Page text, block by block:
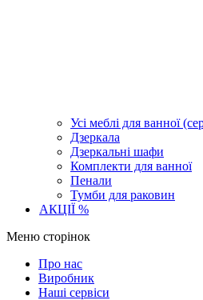
Усі меблі для ванної
Дзеркала
Дзеркальні шафи
Комплекти для ванної
Пенали
Тумби для раковин
АКЦІЇ %
Меню сторінок
Про нас
Виробник
Наші сервіси